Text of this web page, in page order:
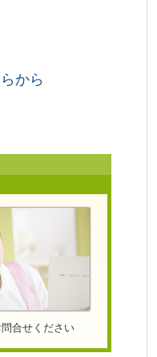
から
合せください